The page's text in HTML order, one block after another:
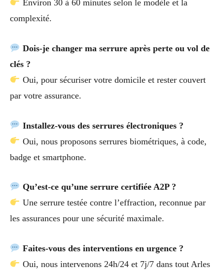
Environ 30 à 60 minutes selon le modèle et la
complexité.
Dois-je changer ma serrure après perte ou vol de
clés ?
Oui, pour sécuriser votre domicile et rester couvert
par votre assurance.
Installez-vous des serrures électroniques ?
Oui, nous proposons serrures biométriques, à code,
badge et smartphone.
Qu’est-ce qu’une serrure certifiée A2P ?
Une serrure testée contre l’effraction, reconnue par
les assurances pour une sécurité maximale.
Faites-vous des interventions en urgence ?
Oui, nous intervenons 24h/24 et 7j/7 dans tout Arles